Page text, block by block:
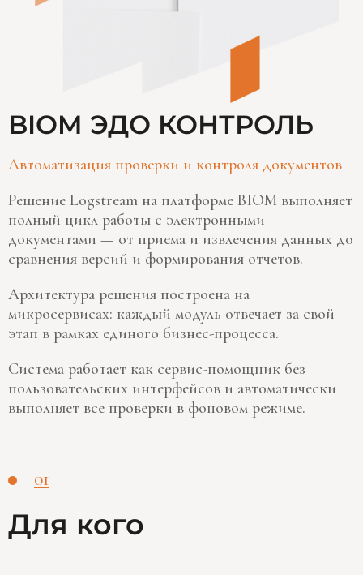
BIOM ЭДО КОНТРОЛЬ
Автоматизация проверки и контроля документов
Решение Logstream на платформе BIOM выполняет
полный цикл работы с электронными
документами — от приема и извлечения данных до
сравнения версий и формирования отчетов.
Архитектура решения построена на
микросервисах: каждый модуль отвечает за свой
этап в рамках единого бизнес-процесса.
Система работает как сервис-помощник без
пользовательских интерфейсов и автоматически
выполняет все проверки в фоновом режиме.
01
Для кого